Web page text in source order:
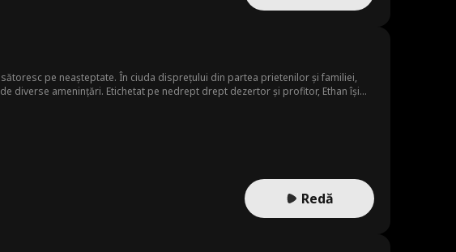
pe neașteptate. În ciuda disprețului din partea prietenilor și familiei,
diverse amenințări. Etichetat pe nedrept drept dezertor și profitor, Ethan își
Redă